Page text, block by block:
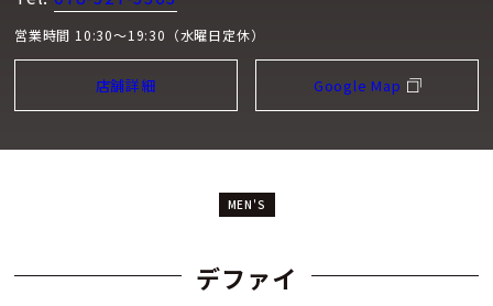
営業時間 10:30～19:30（水曜日定休）
店舗詳細 Google Map
MEN'S
デファイ